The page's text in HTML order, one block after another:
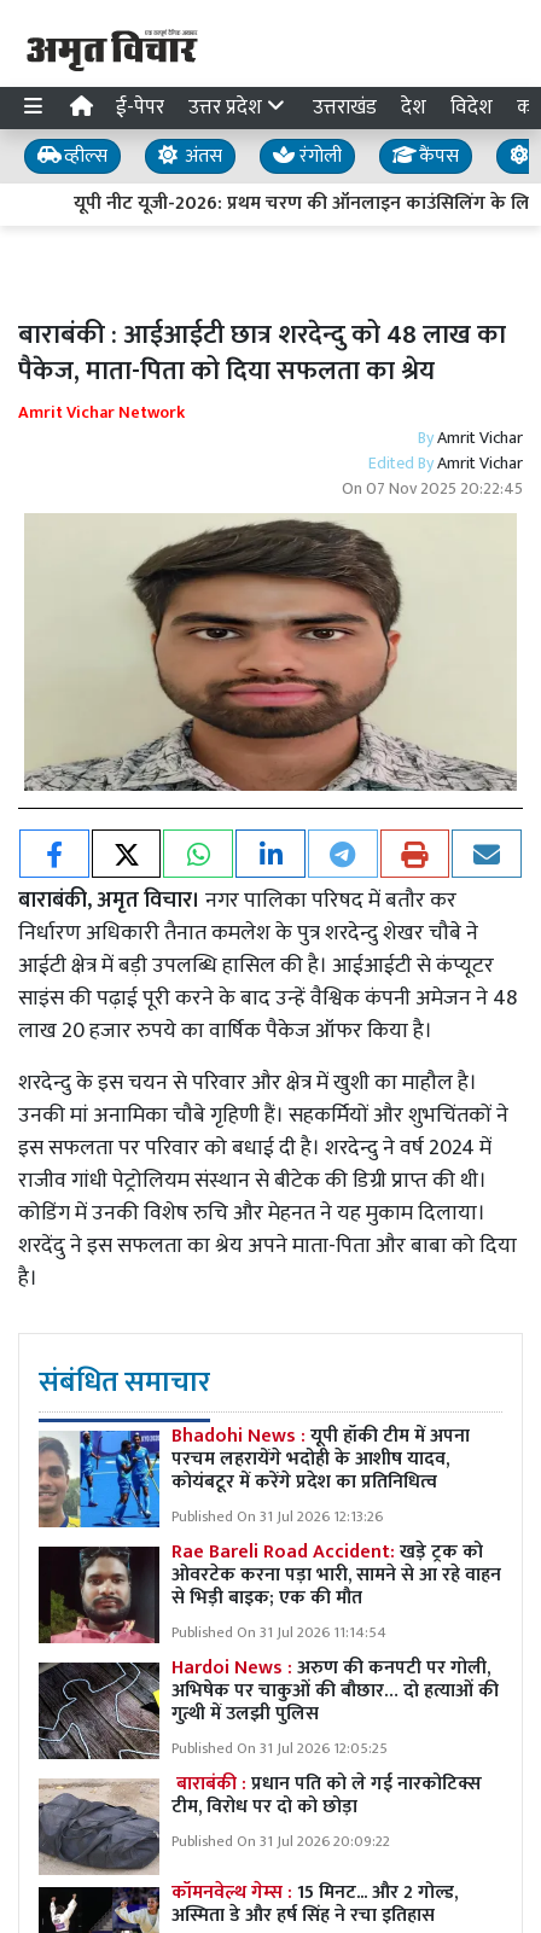
ई-पेपर उत्तर प्रदेश उत्तराखंड देश विदेश
व्हील्स अंतस रंगोली कैंपस
यूपी नीट यूजी-2026: प्रथम चरण की ऑनलाइन काउंसिलिंग के
बाराबंकी : आईआईटी छात्र शरदेन्दु को 48 लाख का
पैकेज, माता-पिता को दिया सफलता का श्रेय
Amrit Vichar Network
ByAmrit Vichar
Edited ByAmrit Vichar
On07 Nov 2025 20:22:45
बाराबंकी, अमृत विचार। नगर पालिका परिषद में बतौर कर
निर्धारण अधिकारी तैनात कमलेश के पुत्र शरदेन्दु शेखर चौबे ने
आईटी क्षेत्र में बड़ी उपलब्धि हासिल की है। आईआईटी से कंप्यूटर
साइंस की पढ़ाई पूरी करने के बाद उन्हें वैश्विक कंपनी अमेजन ने 48
लाख 20 हजार रुपये का वार्षिक पैकेज ऑफर किया है।
शरदेन्दु के इस चयन से परिवार और क्षेत्र में खुशी का माहौल है।
उनकी मां अनामिका चौबे गृहिणी हैं। सहकर्मियों और शुभचिंतकों ने
इस सफलता पर परिवार को बधाई दी है। शरदेन्दु ने वर्ष 2024 में
राजीव गांधी पेट्रोलियम संस्थान से बीटेक की डिग्री प्राप्त की थी।
कोडिंग में उनकी विशेष रुचि और मेहनत ने यह मुकाम दिलाया।
शरदेंदु ने इस सफलता का श्रेय अपने माता-पिता और बाबा को दिया
है।
संबंधित समाचार
Bhadohi News :यूपी हॉकी टीम में अपना
परचम लहरायेंगे भदोही के आशीष यादव,
कोयंबटूर में करेंगे प्रदेश का प्रतिनिधित्व
Published On 31 Jul 2026 12:13:26
Rae Bareli Road Accident:खड़े ट्रक को
ओवरटेक करना पड़ा भारी, सामने से आ रहे वाहन
से भिड़ी बाइक; एक की मौत
Published On 31 Jul 2026 11:14:54
Hardoi News :अरुण की कनपटी पर गोली,
अभिषेक पर चाकुओं की बौछार… दो हत्याओं की
गुत्थी में उलझी पुलिस
Published On 31 Jul 2026 12:05:25
बाराबंकी :प्रधान पति को ले गई नारकोटिक्स
टीम, विरोध पर दो को छोड़ा
Published On 31 Jul 2026 20:09:22
कॉमनवेल्थ गेम्स :15 मिनट... और 2 गोल्ड,
अस्मिता डे और हर्ष सिंह ने रचा इतिहास